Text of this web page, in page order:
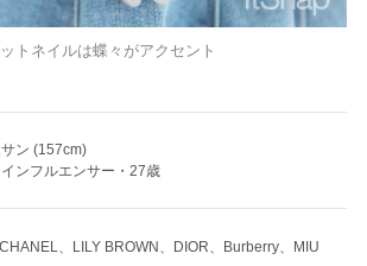
トネイルは蝶々がアクセント
ン (157cm)
ンフルエンサー・27歳
、LILY BROWN、DIOR、Burberry、MIU